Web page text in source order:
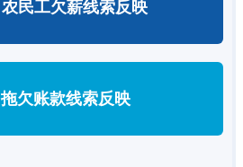
农民工欠薪线索反映
拖欠账款线索反映